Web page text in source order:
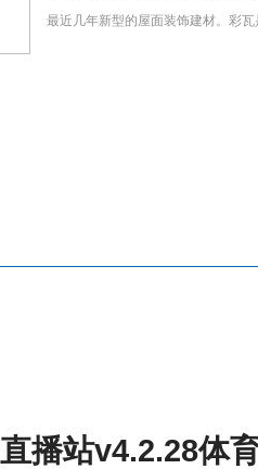
最近几年新型的屋面装饰建材。彩
播站v4.2.28体